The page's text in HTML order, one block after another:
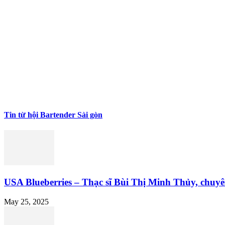
Tin từ hội Bartender Sài gòn
USA Blueberries – Thạc sĩ Bùi Thị Minh Thủy,
May 25, 2025